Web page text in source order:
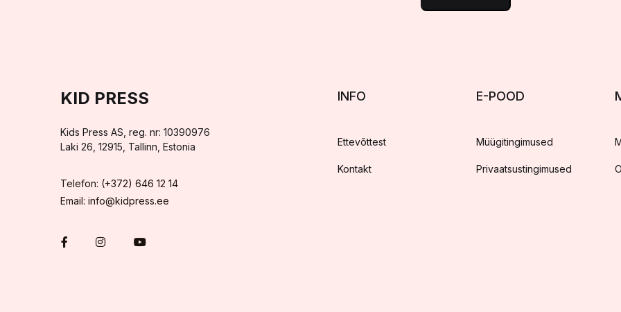
KID PRESS
Kids Press AS, reg. nr: 10390976
Laki 26, 12915, Tallinn, Estonia
Telefon: (+372) 646 12 14
Email: info@kidpress.ee
INFO
Ettevõttest
Kontakt
E-POOD
Müügitingimused
Privaatsustingimused